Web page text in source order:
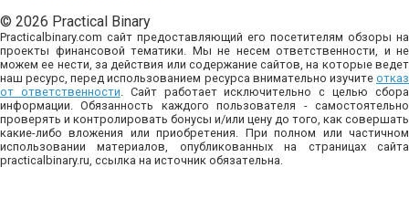
© 2026 Practical Binary
Practicalbinary.com сайт предоставляющий его посетителям обзоры на
проекты финансовой тематики. Мы не несем ответственности, и не
можем ее нести, за действия или содержание сайтов, на которые ведет
наш ресурс, перед использованием ресурса внимательно изучите отказ
от ответственности. Сайт работает исключительно с целью сбора
информации. Обязанность каждого пользователя - самостоятельно
проверять и контролировать бонусы и/или цену до того, как совершать
какие-либо вложения или приобретения. При полном или частичном
использовании материалов, опубликованных на страницах сайта
practicalbinary.ru, ссылка на источник обязательна.